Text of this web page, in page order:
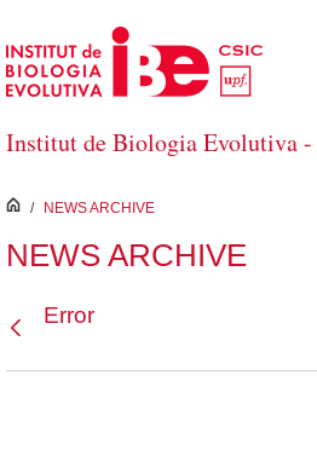
Saltar al contenido principal
Institut de Biologia Evolutiva -
inici
/ NEWS ARCHIVE
NEWS ARCHIVE
Error